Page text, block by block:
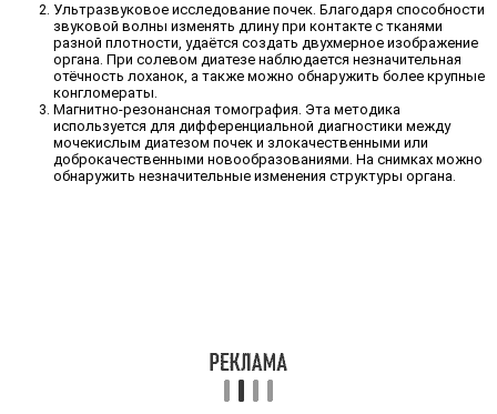
Ультразвуковое исследование почек. Благодаря способности
звуковой волны изменять длину при контакте с тканями
разной плотности, удаётся создать двухмерное изображение
органа. При солевом диатезе наблюдается незначительная
отёчность лоханок, а также можно обнаружить более крупные
конгломераты.
Магнитно-резонансная томография. Эта методика
используется для дифференциальной диагностики между
мочекислым диатезом почек и злокачественными или
доброкачественными новообразованиями. На снимках можно
обнаружить незначительные изменения структуры органа.